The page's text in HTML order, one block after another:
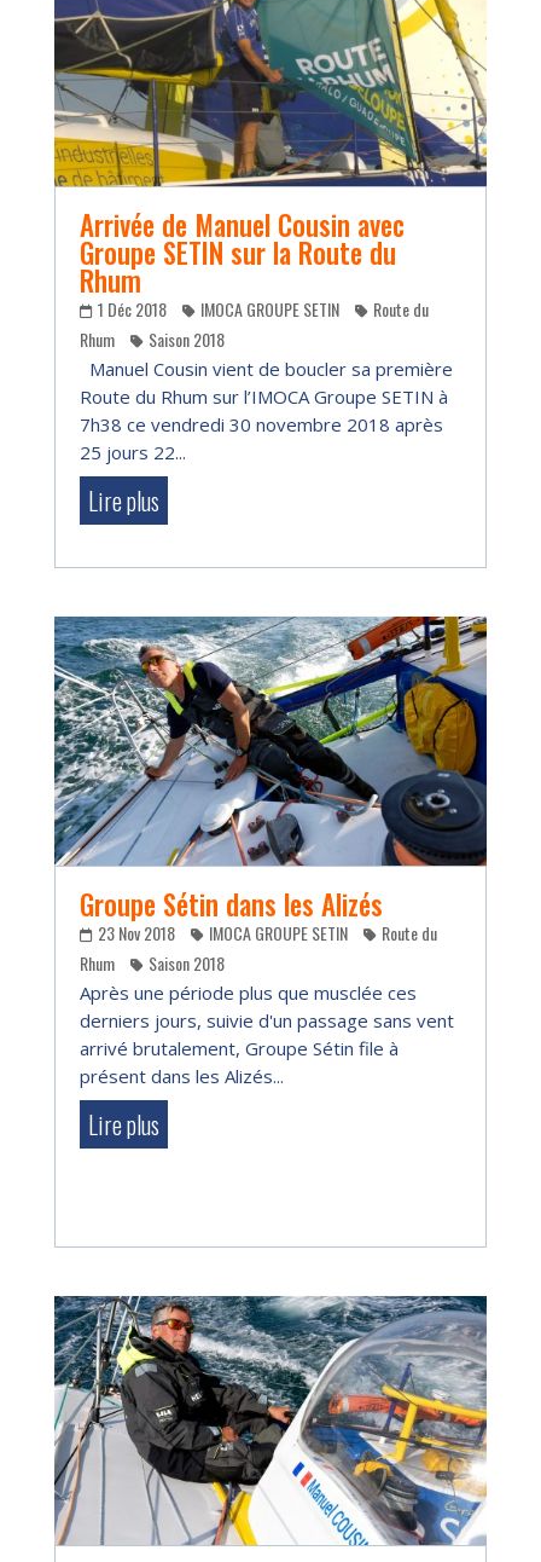
Arrivée de Manuel Cousin avec
Groupe SETIN sur la Route du
Rhum
1 Déc 2018 IMOCA GROUPE SETIN
Route du
Rhum
Saison 2018
Manuel Cousin vient de boucler sa première
Route du Rhum sur l’IMOCA Groupe SETIN à
7h38 ce vendredi 30 novembre 2018 après
25 jours 22...
Lire plus
Groupe Sétin dans les Alizés
23 Nov 2018 IMOCA GROUPE SETIN
Route du
Rhum
Saison 2018
Après une période plus que musclée ces
derniers jours, suivie d'un passage sans vent
arrivé brutalement, Groupe Sétin file à
présent dans les Alizés...
Lire plus